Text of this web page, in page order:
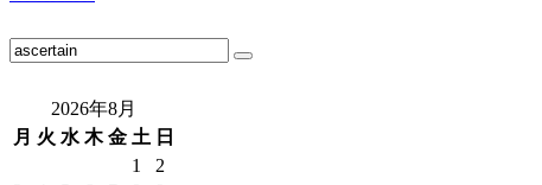
2026年8月
月 火 水 木 金 土 日
1
2